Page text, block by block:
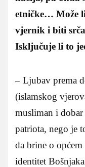
etničke… Može
vjernik i biti
Isključuje li to
– Ljubav prema
(islamskog
musliman i
patriota, nego je
da brine o
identitet